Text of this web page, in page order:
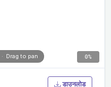
0%
Drag to pan
डाउनलोड